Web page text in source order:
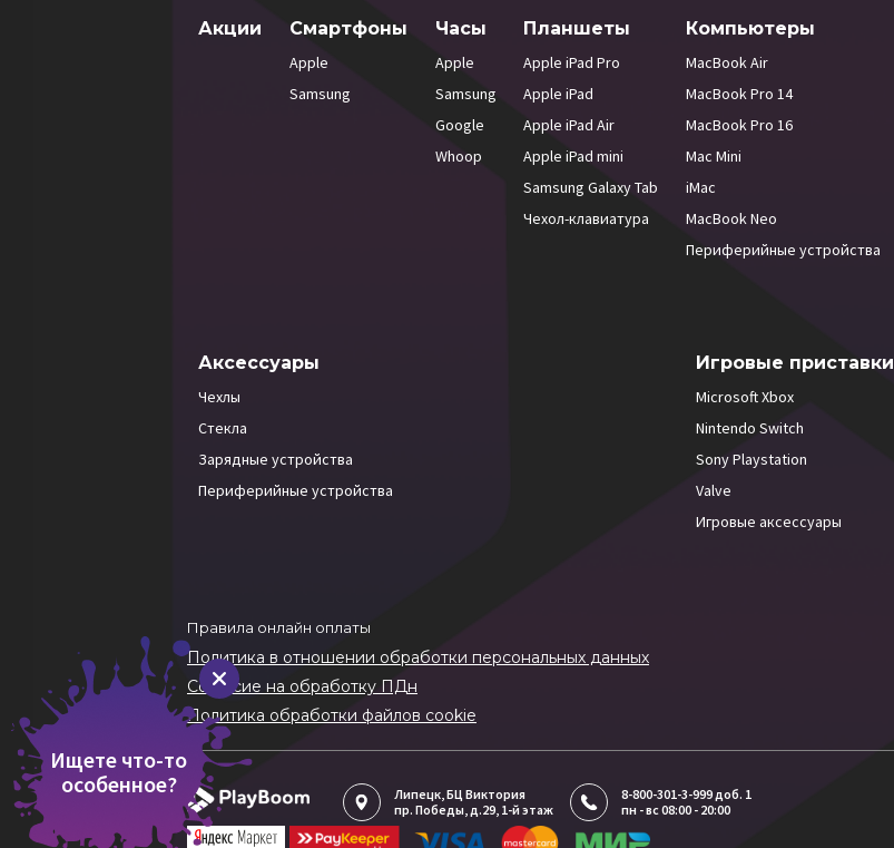
Акции Смартфоны
Apple
Samsung
Часы
Apple
Samsung
Google
Whoop
Планшеты
Apple iPad Pro
Apple iPad
Apple iPad Air
Apple iPad mini
Samsung Galaxy Tab
Чехол-клавиатура
Компьютеры
MacBook Air
MacBook Pro 14
MacBook Pro 16
Mac Mini
iMac
MacBook Neo
Периферийные устройства
Аксессуары
Чехлы
Стекла
Зарядные устройства
Периферийные устройства
Игровые приставки
Microsoft Xbox
Nintendo Switch
Sony Playstation
Valve
Игровые аксессуары
Правила онлайн оплаты
Политика в отношении обработки персональных данных
Согласие на обработку ПДн
Политика обработки файлов cookie
Липецк, БЦ Виктория
пр. Победы, д.29, 1-й этаж
8-800-301-3-999 доб. 1
пн - вс 08:00 - 20:00
Ищете что-то
особенное?